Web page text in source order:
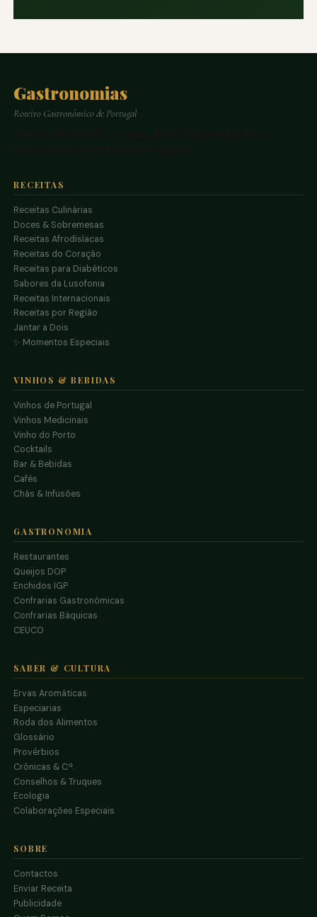
Gastronomias
Roteiro Gastronómico de Portugal
RECEITAS
Receitas Culinárias
Doces & Sobremesas
Receitas Afrodisíacas
Receitas do Coração
Receitas para Diabéticos
Sabores da Lusofonia
Receitas Internacionais
Receitas por Região
Jantar a Dois
✨ Momentos Especiais
VINHOS & BEBIDAS
Vinhos de Portugal
Vinhos Medicinais
Vinho do Porto
Cocktails
Bar & Bebidas
Cafés
Chás & Infusões
GASTRONOMIA
Restaurantes
Queijos DOP
Enchidos IGP
Confrarias Gastronómicas
Confrarias Báquicas
CEUCO
SABER & CULTURA
Ervas Aromáticas
Especiarias
Roda dos Alimentos
Glossário
Provérbios
Crónicas & Cª.
Conselhos & Truques
Ecologia
Colaborações Especiais
SOBRE
Contactos
Enviar Receita
Publicidade